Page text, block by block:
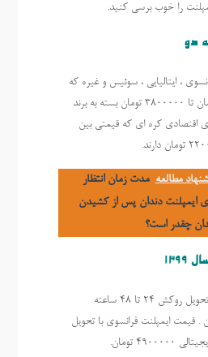
را خوب برسی کنید.
دو
، ایتالیایی ، سوئیس و غیره که
قیمتی بین ۲۵۰۰۰۰۰ تومان تا ۳۸۰۰۰۰۰ تومان بسته به برند
اقتصادی کره ای که قیمتی بین
مطالعه مدت زمان انتظار
ایمپلنت دندان پس از کشیدن
چقدر است؟
قیمت ایمپلنت کره ای با تحویل روکش ٢٤ تا ٤٨ ساعته
٤٨٠٠٠٠٠ تومان . قیمت ایمپلنت فرانسوی با تحویل